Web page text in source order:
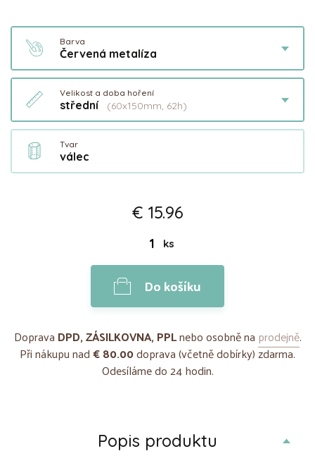
Barva
Červená metalíza
Velikost a doba hoření
střední (60x150mm, 62h)
Tvar
válec
€ 15.96
ks
Do košíku
Doprava DPD, ZÁSILKOVNA, PPLnebo osobně na prodejně.
Při nákupu nad€ 80.00doprava (včetně dobírky) zdarma.
Odesíláme do 24 hodin.
Popis produktu